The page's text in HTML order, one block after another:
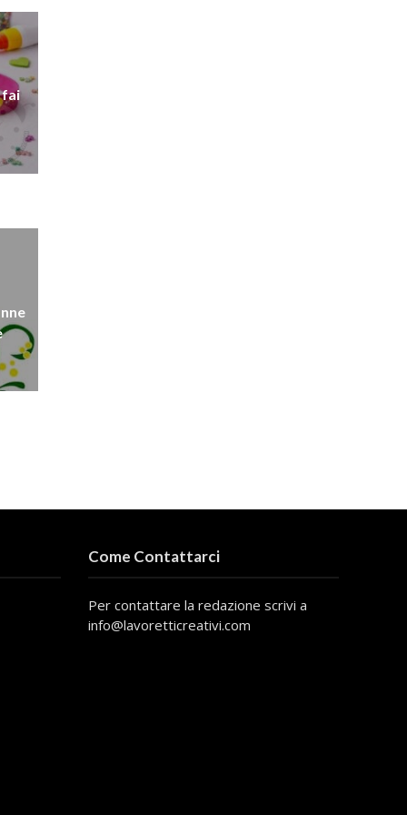
fai
Come Contattarci
Per contattare la redazione scrivi a
info@lavoretticreativi.com